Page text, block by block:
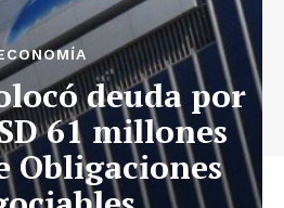
deuda por
61 millones
Obligaciones